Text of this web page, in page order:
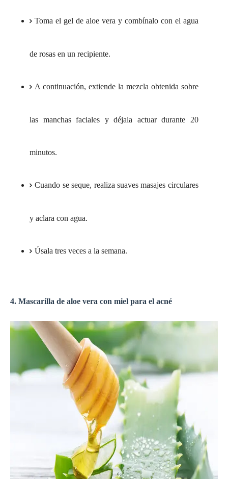
Toma el gel de aloe vera y combínalo con el agua
de rosas en un recipiente.
A continuación, extiende la mezcla obtenida sobre
las manchas faciales y déjala actuar durante 20
minutos.
Cuando se seque, realiza suaves masajes circulares
y aclara con agua.
Úsala tres veces a la semana.
4. Mascarilla de aloe vera con miel para el acné